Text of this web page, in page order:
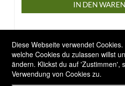
IN DEN
Allgemeine
Versandbedingungen
Diese Webseite verwendet
welche Cookies du zulassen willst
ändern. Klickst du auf 'Zustimmen',
Verwendung von Cookies zu.